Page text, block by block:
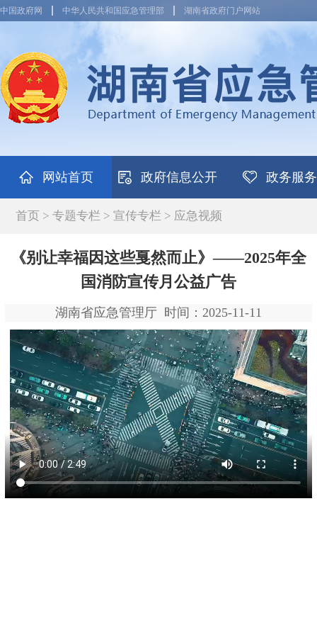
中国政府网 中华人民共和国应急管理部 湖南省政府门户网站
网站首页 政府信息公开 政务服务
首页> 专题专栏 > 宣传专栏 > 应急视频
《别让幸福因这些戛然而止》——2025年全
国消防宣传月公益广告
湖南省应急管理厅 时间：2025-11-11